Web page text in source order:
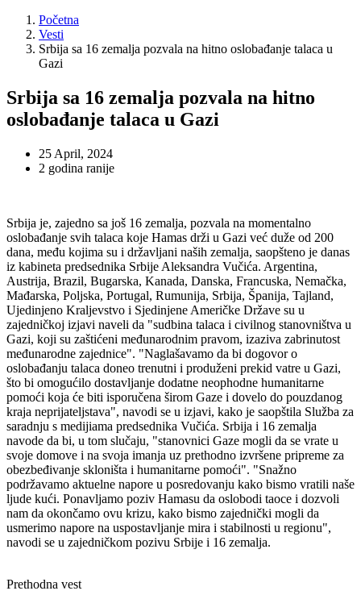
Početna
Vesti
Srbija sa 16 zemalja pozvala na hitno oslobađanje talaca u
Gazi
Srbija sa 16 zemalja pozvala na hitno
oslobađanje talaca u Gazi
25 April, 2024
2 godina ranije
Srbija je, zajedno sa još 16 zemalja, pozvala na momentalno
oslobađanje svih talaca koje Hamas drži u Gazi već duže od 200
dana, među kojima su i državljani naših zemalja, saopšteno je danas
iz kabineta predsednika Srbije Aleksandra Vučića. Argentina,
Austrija, Brazil, Bugarska, Kanada, Danska, Francuska, Nemačka,
Mađarska, Poljska, Portugal, Rumunija, Srbija, Španija, Tajland,
Ujedinjeno Kraljevstvo i Sjedinjene Američke Države su u
zajedničkoj izjavi naveli da "sudbina talaca i civilnog stanovništva u
Gazi, koji su zaštićeni međunarodnim pravom, izaziva zabrinutost
međunarodne zajednice". "Naglašavamo da bi dogovor o
oslobađanju talaca doneo trenutni i produženi prekid vatre u Gazi,
što bi omogućilo dostavljanje dodatne neophodne humanitarne
pomoći koja će biti isporučena širom Gaze i dovelo do pouzdanog
kraja neprijateljstava", navodi se u izjavi, kako je saopštila Služba za
saradnju s medijiama predsednika Vučića. Srbija i 16 zemalja
navode da bi, u tom slučaju, "stanovnici Gaze mogli da se vrate u
svoje domove i na svoja imanja uz prethodno izvršene pripreme za
obezbeđivanje skloništa i humanitarne pomoći". "Snažno
podržavamo aktuelne napore u posredovanju kako bismo vratili naše
ljude kući. Ponavljamo poziv Hamasu da oslobodi taoce i dozvoli
nam da okončamo ovu krizu, kako bismo zajednički mogli da
usmerimo napore na uspostavljanje mira i stabilnosti u regionu",
navodi se u zajedničkom pozivu Srbije i 16 zemalja.
Prethodna vest